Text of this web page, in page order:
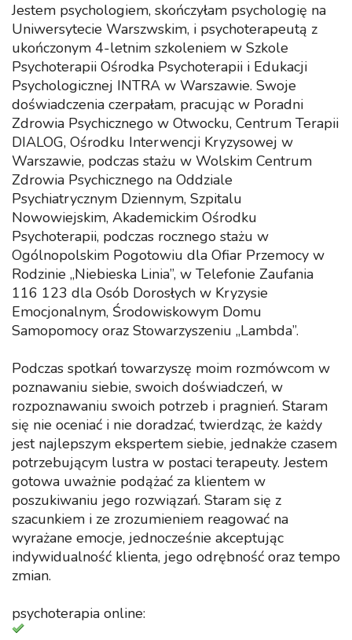
Jestem psychologiem, skończyłam psychologię na
Uniwersytecie Warszwskim, i psychoterapeutą z
ukończonym 4-letnim szkoleniem w Szkole
Psychoterapii Ośrodka Psychoterapii i Edukacji
Psychologicznej INTRA w Warszawie. Swoje
doświadczenia czerpałam, pracując w Poradni
Zdrowia Psychicznego w Otwocku, Centrum Terapii
DIALOG, Ośrodku Interwencji Kryzysowej w
Warszawie, podczas stażu w Wolskim Centrum
Zdrowia Psychicznego na Oddziale
Psychiatrycznym Dziennym, Szpitalu
Nowowiejskim, Akademickim Ośrodku
Psychoterapii, podczas rocznego stażu w
Ogólnopolskim Pogotowiu dla Ofiar Przemocy w
Rodzinie „Niebieska Linia”, w Telefonie Zaufania
116 123 dla Osób Dorosłych w Kryzysie
Emocjonalnym, Środowiskowym Domu
Samopomocy oraz Stowarzyszeniu „Lambda”.
Podczas spotkań towarzyszę moim rozmówcom w
poznawaniu siebie, swoich doświadczeń, w
rozpoznawaniu swoich potrzeb i pragnień. Staram
się nie oceniać i nie doradzać, twierdząc, że każdy
jest najlepszym ekspertem siebie, jednakże czasem
potrzebującym lustra w postaci terapeuty. Jestem
gotowa uważnie podążać za klientem w
poszukiwaniu jego rozwiązań. Staram się z
szacunkiem i ze zrozumieniem reagować na
wyrażane emocje, jednocześnie akceptując
indywidualność klienta, jego odrębność oraz tempo
zmian.
psychoterapia online: